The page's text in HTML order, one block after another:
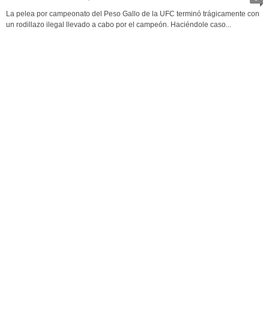
La pelea por campeonato del Peso Gallo de la UFC terminó trágicamente con
un rodillazo ilegal llevado a cabo por el campeón. Haciéndole caso...